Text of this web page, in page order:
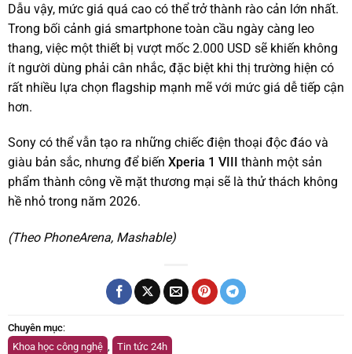
Dẫu vậy, mức giá quá cao có thể trở thành rào cản lớn nhất.
Trong bối cảnh giá smartphone toàn cầu ngày càng leo
thang, việc một thiết bị vượt mốc 2.000 USD sẽ khiến không
ít người dùng phải cân nhắc, đặc biệt khi thị trường hiện có
rất nhiều lựa chọn flagship mạnh mẽ với mức giá dễ tiếp cận
hơn.
Sony có thể vẫn tạo ra những chiếc điện thoại độc đáo và
giàu bản sắc, nhưng để biến Xperia 1 VIII
thành một sản
phẩm thành công về mặt thương mại sẽ là thử thách không
hề nhỏ trong năm 2026.
(Theo PhoneArena, Mashable)
Chuyên mục:
Khoa học công nghệ , Tin tức 24h